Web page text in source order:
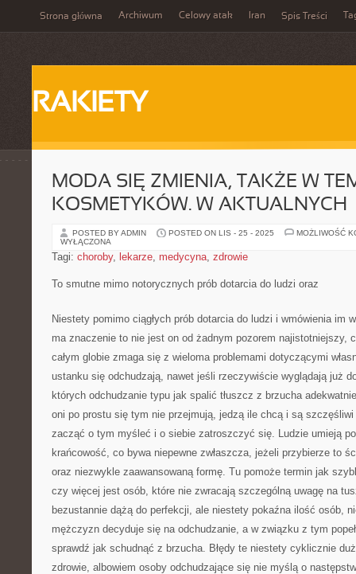
Strona główna Archiwum Celowy atak Iran Spis Treści
RAKIETY
MODA SIĘ ZMIENIA, TAKŻE W
KOSMETYKÓW. W AKTUALNYCH
POSTED BY ADMIN POSTED ON LIS - 25 - 2025
MOŻLIWOŚĆ
WYŁĄCZONA
Tagi: choroby, lekarze, medycyna, zdrowie
To smutne mimo notorycznych prób dotarcia do ludzi oraz
Niestety pomimo ciągłych prób dotarcia do ludzi i wmówienia im
ma znaczenie to nie jest on od żadnym pozorem najistotniejszy,
całym globie zmaga się z wieloma problemami dotyczącymi
ustanku się odchudzają, nawet jeśli rzeczywiście wyglądają już
których odchudzanie typu jak spalić tłuszcz z brzucha
oni po prostu się tym nie przejmują, jedzą ile chcą i są
zacząć o tym myśleć i o siebie zatroszczyć się. Ludzie umieją
krańcowość, co bywa niepewne zwłaszcza, jeżeli przybierze to
oraz niezwykle zaawansowaną formę. Tu pomoże termin jak
czy więcej jest osób, które nie zwracają szczególną uwagę na
bezustannie dążą do perfekcji, ale niestety pokaźna ilość osób,
mężczyzn decyduje się na odchudzanie, a w związku z tym
sprawdź jak schudnąć z brzucha. Błędy te niestety cyklicznie
zdrowie, albowiem osoby odchudzające się nie myślą o